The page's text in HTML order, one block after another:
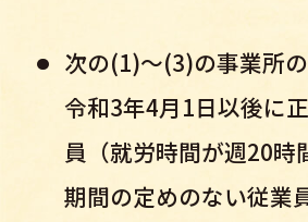
次の(1)～(3)の事業所の
令和3年4月1日以後に
員（就労時間が週20時
期間の定めのない従業